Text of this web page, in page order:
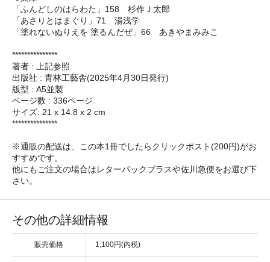
「ふんどしのはらわた」158 杉作Ｊ太郎
「あさりとはまぐり」71 湯浅学
「塗れないぬりえを 塗るんだぜ」66 あきやまみみこ
***************
著者 : 上記参照
出版社 : 青林工藝舎(2025年4月30日発行)
版型 : A5並製
ページ数 : 336ページ
サイズ: 21 x 14.8 x 2 cm
***************
※通販の配送は、この本1冊でしたらクリックポスト(200円)がお
すすめです。
他にもご注文の場合はレターパックプラスや佐川急便をお選び下
さい。
その他の詳細情報
販売価格 1,100円(内税)